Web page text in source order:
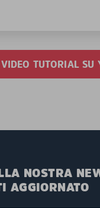
TUTORIAL SU
NOSTRA
AGGIORNATO